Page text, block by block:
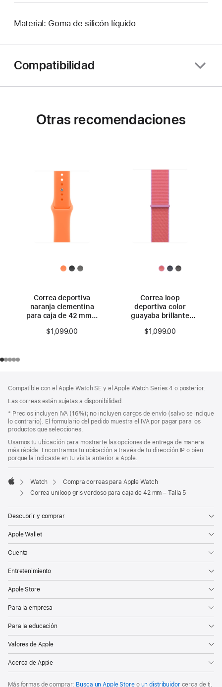
Material: Goma de silicón líquido
Compatibilidad
Otras recomendaciones
Correa deportiva
naranja clementina
para caja de 42 mm –
$1,099.00
Correa loop
deportiva color
guayaba brillante
$1,099.00
de
página
a
pie
de
página
Compatible con el Apple Watch SE y el Apple Watch Series 4 o posterior.
Las correas están sujetas a disponibilidad.
Nota
a
pie
página
* Precios incluyen IVA (16%); no incluyen cargos de envío (salvo se indique
lo contrario). El formulario del pedido muestra el IVA por pagar para los
productos que selecciones.
Usamos tu ubicación para mostrarte las opciones de entrega de manera
más rápida. Encontramos tu ubicación a través de tu dirección IP o bien
porque la indicaste en tu visita anterior a Apple.
Apple
Watch
Compra correas para Apple Watch
Correa uniloop gris verdoso para caja de 42 mm – Talla 5
Descubrir y comprar
Apple Wallet
Cuenta
Entretenimiento
Apple Store
Para la empresa
Para la educación
Valores de Apple
Acerca de Apple
Más formas de comprar: Busca un Apple Storeo un distribuidorcerca de ti.